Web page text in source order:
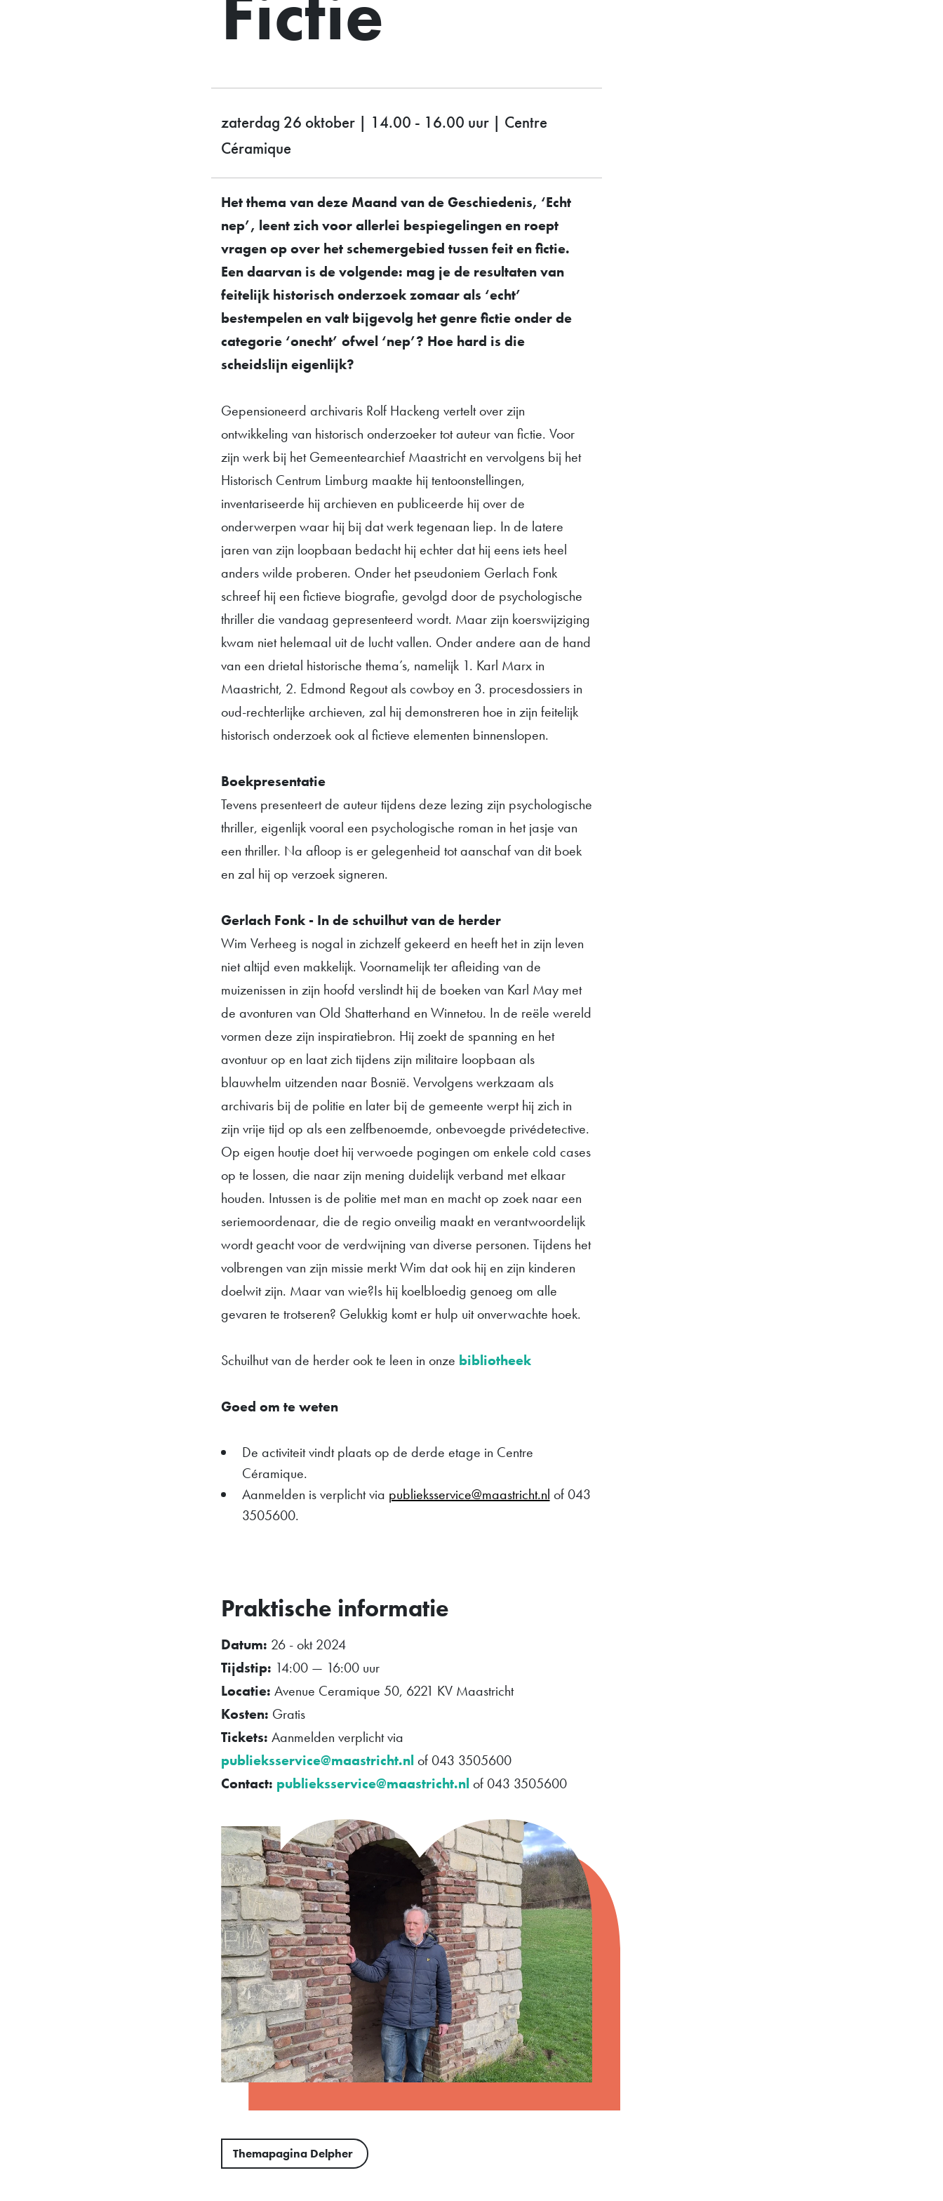
zaterdag 26 oktober | 14.00 - 16.00 uur | Centre
Céramique
Het thema van deze Maand van de Geschiedenis, ‘Echt
nep’, leent zich voor allerlei bespiegelingen en roept
vragen op over het schemergebied tussen feit en fictie.
Een daarvan is de volgende: mag je de resultaten van
feitelijk historisch onderzoek zomaar als ‘echt’
bestempelen en valt bijgevolg het genre fictie onder de
categorie ‘onecht’ ofwel ‘nep’? Hoe hard is die
scheidslijn eigenlijk?
Gepensioneerd archivaris Rolf Hackeng vertelt over zijn
ontwikkeling van historisch onderzoeker tot auteur van fictie. Voor
zijn werk bij het Gemeentearchief Maastricht en vervolgens bij het
Historisch Centrum Limburg maakte hij tentoonstellingen,
inventariseerde hij archieven en publiceerde hij over de
onderwerpen waar hij bij dat werk tegenaan liep. In de latere
jaren van zijn loopbaan bedacht hij echter dat hij eens iets heel
anders wilde proberen. Onder het pseudoniem Gerlach Fonk
schreef hij een fictieve biografie, gevolgd door de psychologische
thriller die vandaag gepresenteerd wordt. Maar zijn koerswijziging
kwam niet helemaal uit de lucht vallen. Onder andere aan de hand
van een drietal historische thema’s, namelijk 1. Karl Marx in
Maastricht, 2. Edmond Regout als cowboy en 3. procesdossiers in
oud-rechterlijke archieven, zal hij demonstreren hoe in zijn feitelijk
historisch onderzoek ook al fictieve elementen binnenslopen.
Boekpresentatie
Tevens presenteert de auteur tijdens deze lezing zijn psychologische
thriller, eigenlijk vooral een psychologische roman in het jasje van
een thriller. Na afloop is er gelegenheid tot aanschaf van dit boek
en zal hij op verzoek signeren.
Gerlach Fonk - In de schuilhut van de herder
Wim Verheeg is nogal in zichzelf gekeerd en heeft het in zijn leven
niet altijd even makkelijk. Voornamelijk ter afleiding van de
muizenissen in zijn hoofd verslindt hij de boeken van Karl May met
de avonturen van Old Shatterhand en Winnetou. In de reële wereld
vormen deze zijn inspiratiebron. Hij zoekt de spanning en het
avontuur op en laat zich tijdens zijn militaire loopbaan als
blauwhelm uitzenden naar Bosnië. Vervolgens werkzaam als
archivaris bij de politie en later bij de gemeente werpt hij zich in
zijn vrije tijd op als een zelfbenoemde, onbevoegde privédetective.
Op eigen houtje doet hij verwoede pogingen om enkele cold cases
op te lossen, die naar zijn mening duidelijk verband met elkaar
houden. Intussen is de politie met man en macht op zoek naar een
seriemoordenaar, die de regio onveilig maakt en verantwoordelijk
wordt geacht voor de verdwijning van diverse personen. Tijdens het
volbrengen van zijn missie merkt Wim dat ook hij en zijn kinderen
doelwit zijn. Maar van wie?Is hij koelbloedig genoeg om alle
gevaren te trotseren? Gelukkig komt er hulp uit onverwachte hoek.
Schuilhut van de herder ook te leen in onze bibliotheek
Goed om te weten
De activiteit vindt plaats op de derde etage in Centre
Céramique.
Aanmelden is verplicht via publieksservice@maastricht.nl of 043
3505600.
Praktische informatie
Datum: 26 - okt 2024
Tijdstip: 14:00 — 16:00 uur
Locatie: Avenue Ceramique 50, 6221 KV Maastricht
Kosten: Gratis
Tickets: Aanmelden verplicht via
publieksservice@maastricht.nl of 043 3505600
Contact: publieksservice@maastricht.nl of 043 3505600
Themapagina Delpher